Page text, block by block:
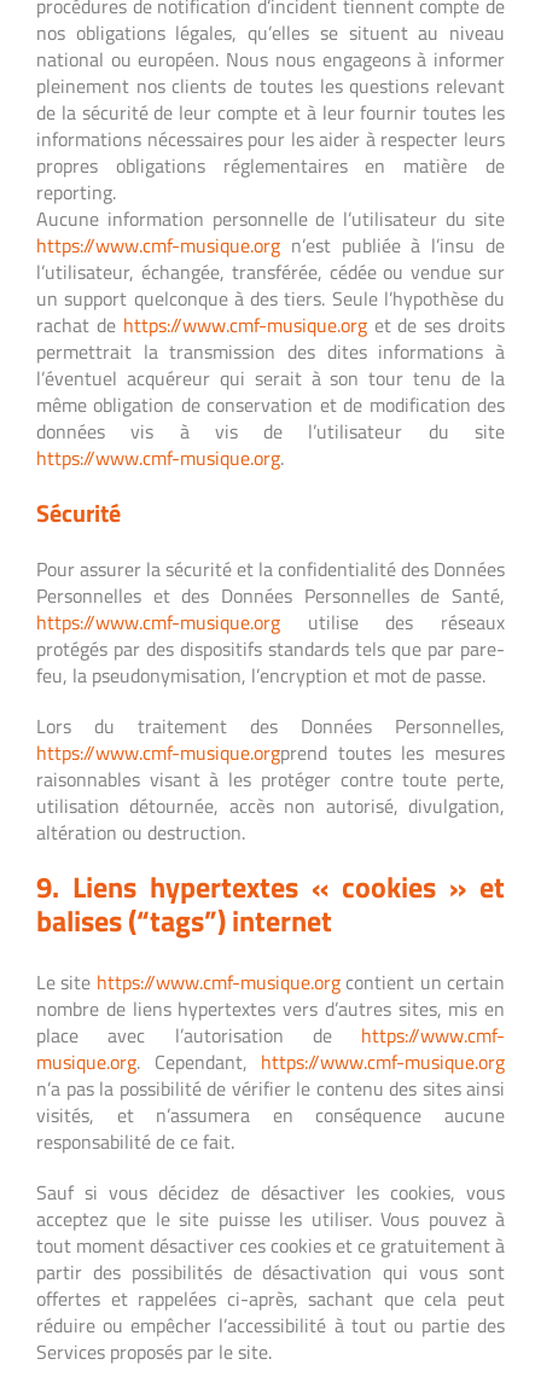
nos obligations légales, qu’elles se situent au niveau
national ou européen. Nous nous engageons à informer
pleinement nos clients de toutes les questions relevant
de la sécurité de leur compte et à leur fournir toutes les
informations nécessaires pour les aider à respecter leurs
propres obligations réglementaires en matière de
reporting.
Aucune information personnelle de l’utilisateur du site
https://www.cmf-musique.org n’est publiée à l’insu de
l’utilisateur, échangée, transférée, cédée ou vendue sur
un support quelconque à des tiers. Seule l’hypothèse du
rachat de https://www.cmf-musique.orget de ses droits
permettrait la transmission des dites informations à
l’éventuel acquéreur qui serait à son tour tenu de la
même obligation de conservation et de modification des
données vis à vis de l’utilisateur du site
https://www.cmf-musique.org.
Sécurité
Pour assurer la sécurité et la confidentialité des Données
Personnelles et des Données Personnelles de Santé,
https://www.cmf-musique.org utilise des réseaux
protégés par des dispositifs standards tels que par pare-
feu, la pseudonymisation, l’encryption et mot de passe.
Lors du traitement des Données Personnelles,
https://www.cmf-musique.orgprend toutes les mesures
raisonnables visant à les protéger contre toute perte,
utilisation détournée, accès non autorisé, divulgation,
altération ou destruction.
9. Liens hypertextes « cookies » et
balises (“tags”) internet
Le site https://www.cmf-musique.orgcontient un certain
nombre de liens hypertextes vers d’autres sites, mis en
place avec l’autorisation de https://www.cmf-
musique.org. Cependant, https://www.cmf-musique.org
n’a pas la possibilité de vérifier le contenu des sites ainsi
visités, et n’assumera en conséquence aucune
responsabilité de ce fait.
Sauf si vous décidez de désactiver les cookies, vous
acceptez que le site puisse les utiliser. Vous pouvez à
tout moment désactiver ces cookies et ce gratuitement à
partir des possibilités de désactivation qui vous sont
offertes et rappelées ci-après, sachant que cela peut
réduire ou empêcher l’accessibilité à tout ou partie des
Services proposés par le site.